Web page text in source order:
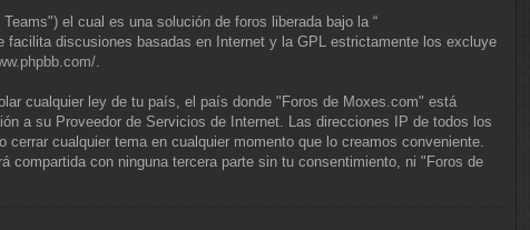
el cual es una solución de foros liberada bajo la “
facilita discusiones basadas en Internet y la GPL estrictamente los excluye
cualquier ley de tu país, el país donde "Foros de Moxes.com" está
a su Proveedor de Servicios de Internet. Las direcciones IP de todos los
cualquier tema en cualquier momento que lo creamos conveniente.
compartida con ninguna tercera parte sin tu consentimiento, ni "Foros de